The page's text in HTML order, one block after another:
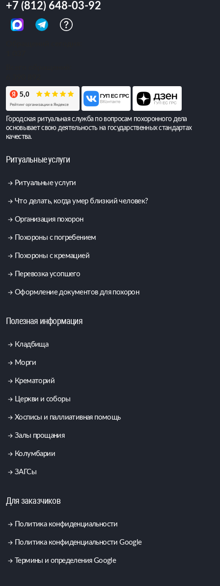
+7 (812) 648-03-92
Городская ритуальная служба по вопросам похоронного дела
основывает свою деятельность на государственных стандартах
качества.
Ритуальные услуги
Ритуальные услуги
Что делать, когда умер близкий человек?
Организация похорон
Похороны с погребением
Похороны с кремацией
Перевозка усопшего
Оформление документов для похорон
Полезная информация
Кладбища
Морги
Крематорий
Церкви и соборы
Хосписы и паллиативная помощь
Залы прощания
Колумбарии
ЗАГСы
Для заказчиков
Политика конфиденциальности
Политика конфиденциальности Google
Термины и определения Google